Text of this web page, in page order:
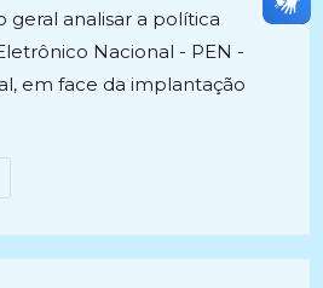
analisar a política
Nacional - PEN -
em face da implantação